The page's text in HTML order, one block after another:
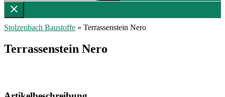
Stolzenbach Baustoffe » Terrassenstein Nero
Terrassenstein Nero